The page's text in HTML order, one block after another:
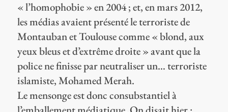
« l’homophobie » en 2004 ; et, en mars 2012,
les médias avaient présenté le terroriste de
Montauban et Toulouse comme « blond, aux
yeux bleus et d’extrême droite » avant que la
police ne finisse par neutraliser un… terroriste
islamiste, Mohamed Merah.
Le mensonge est donc consubstantiel à